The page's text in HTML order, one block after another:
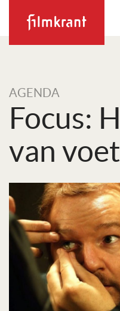
AGENDA
Focus:
van